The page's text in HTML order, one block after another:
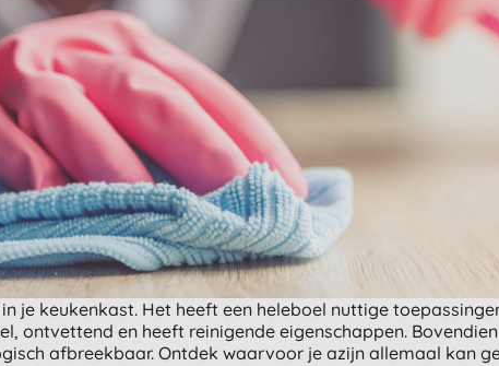
je keukenkast. Het heeft een heleboel nuttige
ontvettend en heeft reinigende eigenschappen.
afbreekbaar. Ontdek waarvoor je azijn allemaal kan